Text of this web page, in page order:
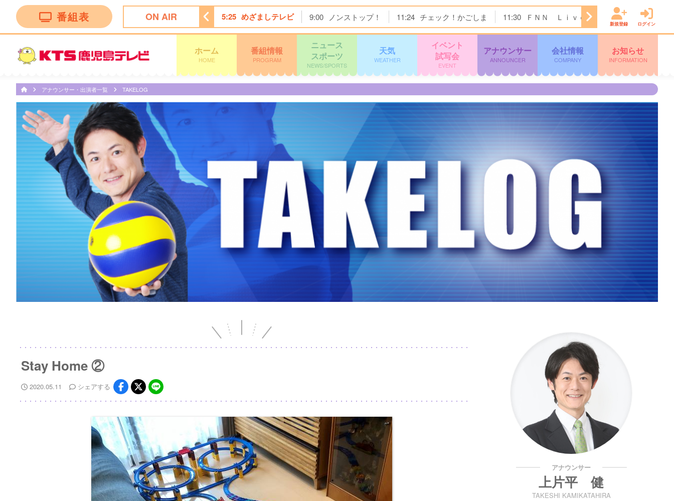
番組表 ON AIR
ピング 4:55 ビタブリッドジャパンテレビショッピング 5:25 めざましテレビ 9:00 ノンストップ！ 11:24 チェック！かごしま 11:30 ＦＮＮ Ｌｉｖｅ Ｎｅｗｓ ｄａｙｓ
新規登録 ログイン
ホーム
HOME
番組情報
PROGRAM
ニュース
スポーツ
NEWS/SPORTS
天気
WEATHER
イベント
試写会
EVENT
アナウンサー
ANNOUNCER
会社情報
COMPANY
お知らせ
INFORMATION
アナウンサー・出演者一覧 TAKELOG
Stay Home ②
2020.05.11 シェアする
アナウンサー
上片平 健
TAKESHI KAMIKATAHIRA